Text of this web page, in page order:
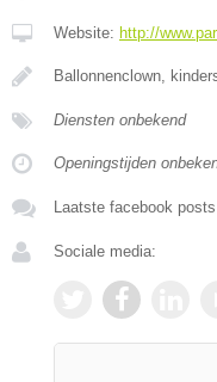
Website: http://
Ballonnenclown,
Diensten onbekend
Openingstijden
Laatste facebook posts
Sociale media: